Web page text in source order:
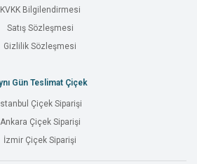
KVKK Bilgilendirmesi
Satış Sözleşmesi
Gizlilik Sözleşmesi
Gün Teslimat Çiçek
Çiçek Siparişi
Ankara Çiçek Siparişi
İzmir Çiçek Siparişi